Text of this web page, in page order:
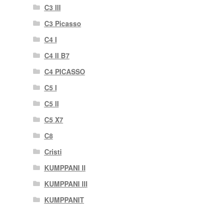
C3 III
C3 Picasso
C4 I
C4 II B7
C4 PICASSO
C5 I
C5 II
C5 X7
C8
Cristi
KUMPPANI II
KUMPPANI III
KUMPPANIT